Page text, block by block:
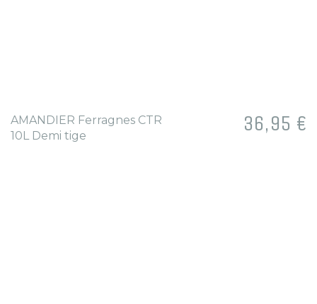
AMANDIER Ferragnes CTR
10L Demi tige
Prix
36,95 €